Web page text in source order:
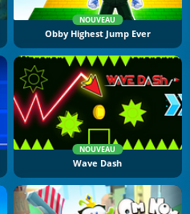
NOUVEAU
Obby Highest Jump Ever
NOUVEAU
Wave Dash